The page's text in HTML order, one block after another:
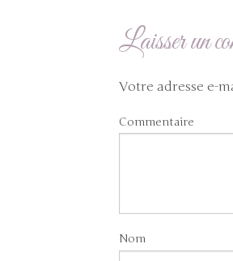
Laisser un
Votre adresse e-
Commentaire
Nom